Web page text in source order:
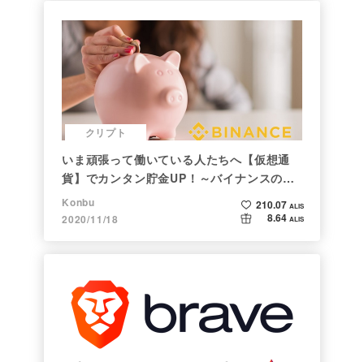
クリプト
いま頑張って働いている人たちへ【仮想通
貨】でカンタン貯金UP！～バイナンスの使
い方初心者編～
Konbu
2020/11/18
210.07 ALIS
8.64 ALIS